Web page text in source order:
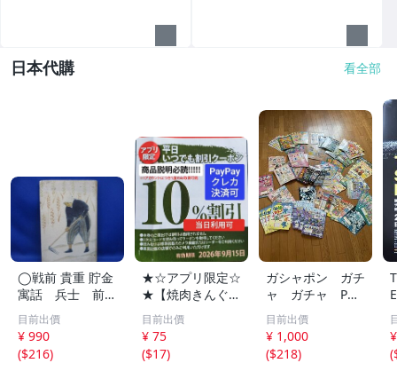
日本代購 看全部
◯戦前 貴重 貯金
寓話 兵士 前
線 昭和１４年
非売品 貯金局 古
い 昭和 レトロ ア
ンティーク ヴィ
目前出價
¥ 990
($216)
★☆アプリ限定☆
★【焼肉きんぐ】
平日いつでもクー
ポン 10%割引券
9月15日まで Pay
Pay・クレカ決済
目前出價
¥ 75
($17)
ガシャポン ガチ
ャ ガチャ POP
ポップ 台紙
非売品 まとめ
て アンパンマ
ン ポケモン ガ
目前出價
¥ 1,000
($218)
(